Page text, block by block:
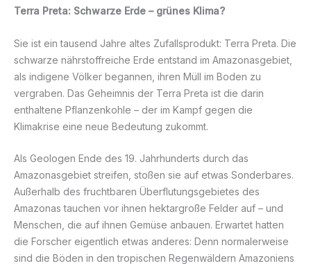
Terra Preta: Schwarze Erde – grünes Klima?
Sie ist ein tausend Jahre altes Zufallsprodukt: Terra Preta. Die
schwarze nährstoffreiche Erde entstand im Amazonasgebiet,
als indigene Völker begannen, ihren Müll im Boden zu
vergraben. Das Geheimnis der Terra Preta ist die darin
enthaltene Pflanzenkohle – der im Kampf gegen die
Klimakrise eine neue Bedeutung zukommt.
Als Geologen Ende des 19. Jahrhunderts durch das
Amazonasgebiet streifen, stoßen sie auf etwas Sonderbares.
Außerhalb des fruchtbaren Überflutungsgebietes des
Amazonas tauchen vor ihnen hektargroße Felder auf – und
Menschen, die auf ihnen Gemüse anbauen. Erwartet hatten
die Forscher eigentlich etwas anderes: Denn normalerweise
sind die Böden in den tropischen Regenwäldern Amazoniens